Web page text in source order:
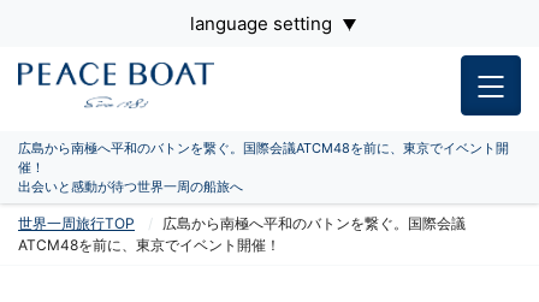
language setting
広島から南極へ平和のバトンを繋ぐ。国際会議ATCM48を前に、東京でイベント開
催！
出会いと感動が待つ世界一周の船旅へ
世界一周旅行TOP
広島から南極へ平和のバトンを繋ぐ。国際会議
ATCM48を前に、東京でイベント開催！